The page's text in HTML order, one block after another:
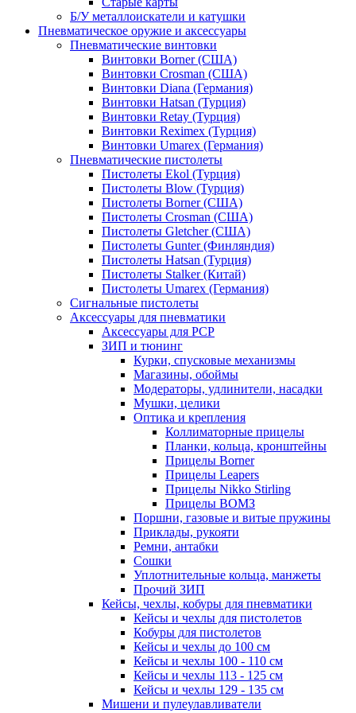
Б/У металлоискатели и катушки
Пневматическое оружие и аксессуары
Пневматические винтовки
Винтовки Borner (США)
Винтовки Crosman (США)
Винтовки Diana (Германия)
Винтовки Hatsan (Турция)
Винтовки Retay (Турция)
Винтовки Reximex (Турция)
Винтовки Umarex (Германия)
Пневматические пистолеты
Пистолеты Ekol (Турция)
Пистолеты Blow (Турция)
Пистолеты Borner (США)
Пистолеты Crosman (США)
Пистолеты Gletcher (США)
Пистолеты Gunter (Финляндия)
Пистолеты Hatsan (Турция)
Пистолеты Stalker (Китай)
Пистолеты Umarex (Германия)
Сигнальные пистолеты
Аксессуары для пневматики
Аксессуары для PCP
ЗИП и тюнинг
Курки, спусковые механизмы
Магазины, обоймы
Модераторы, удлинители, насадки
Мушки, целики
Оптика и крепления
Коллиматорные прицелы
Планки, кольца, кронштейны
Прицелы Borner
Прицелы Leapers
Прицелы Nikko Stirling
Прицелы ВОМЗ
Поршни, газовые и витые пружины
Приклады, рукояти
Ремни, антабки
Сошки
Уплотнительные кольца, манжеты
Прочий ЗИП
Кейсы, чехлы, кобуры для пневматики
Кейсы и чехлы для пистолетов
Кобуры для пистолетов
Кейсы и чехлы до 100 см
Кейсы и чехлы 100 - 110 см
Кейсы и чехлы 113 - 125 см
Кейсы и чехлы 129 - 135 см
Мишени и пулеулавливатели